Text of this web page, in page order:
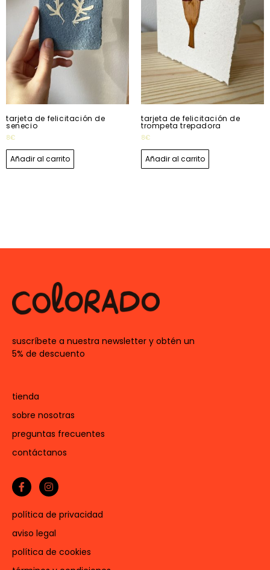
tarjeta de felicitación de
senecio
8€
Añadir al carrito
tarjeta de felicitación de
trompeta trepadora
8€
Añadir al carrito
suscríbete a nuestra newsletter y obtén un
5% de descuento
tienda
sobre nosotras
preguntas frecuentes
contáctanos
política de privacidad
aviso legal
política de cookies